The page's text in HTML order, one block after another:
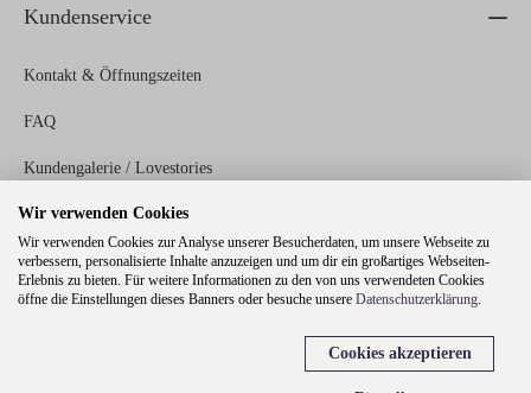
Kundenservice
Kontakt & Öffnungszeiten
FAQ
Kundengalerie / Lovestories
Zahlungs- und Versandinformationen
Rechtliches
Wir verwenden Cookies
Wir verwenden Cookies zur Analyse unserer Besucherdaten, um unsere Webseite zu
verbessern, personalisierte Inhalte anzuzeigen und um dir ein großartiges Webseiten-
Erlebnis zu bieten. Für weitere Informationen zu den von uns verwendeten Cookies
öffne die Einstellungen dieses Banners oder besuche unsere Datenschutzerklärung.
Cookies akzeptieren